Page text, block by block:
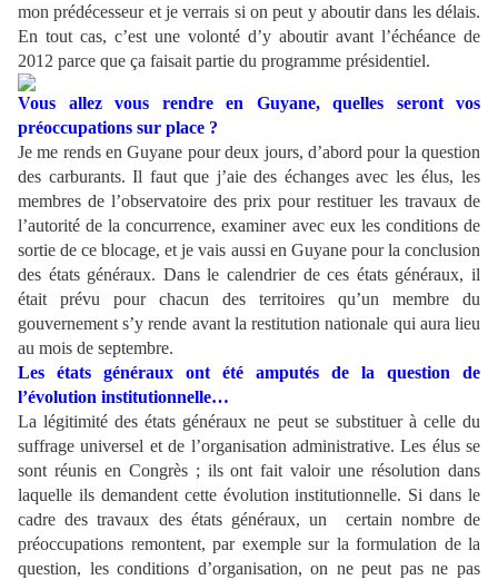
mon prédécesseur et je verrais si on peut y aboutir dans les délais.
En tout cas, c’est une volonté d’y aboutir avant l’échéance de
2012 parce que ça faisait partie du programme présidentiel.
Vous allez vous rendre en Guyane, quelles seront vos
préoccupations sur place ?
Je me rends en Guyane pour deux jours, d’abord pour la question
des carburants. Il faut que j’aie des échanges avec les élus, les
membres de l’observatoire des prix pour restituer les travaux de
l’autorité de la concurrence, examiner avec eux les conditions de
sortie de ce blocage, et je vais aussi en Guyane pour la conclusion
des états généraux. Dans le calendrier de ces états généraux, il
était prévu pour chacun des territoires qu’un membre du
gouvernement s’y rende avant la restitution nationale qui aura lieu
au mois de septembre.
Les états généraux ont été amputés de la question de
l’évolution institutionnelle…
La légitimité des états généraux ne peut se substituer à celle du
suffrage universel et de l’organisation administrative. Les élus se
sont réunis en Congrès ; ils ont fait valoir une résolution dans
laquelle ils demandent cette évolution institutionnelle. Si dans le
cadre des travaux des états généraux, un certain nombre de
préoccupations remontent, par exemple sur la formulation de la
question, les conditions d’organisation, on ne peut pas ne pas